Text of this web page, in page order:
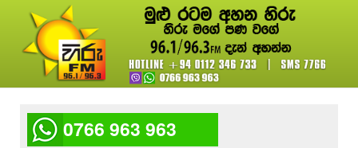
0766 963 963